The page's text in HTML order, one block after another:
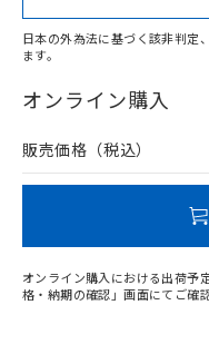
中国 RoHS表
Pb
X
非含有品が必要な際は
No No
日本の外為法に基づく該非判定
ます。
オンライン購入
販売価格（税込）
オンライン購入における出荷予
格・納期の確認」画面にてご確